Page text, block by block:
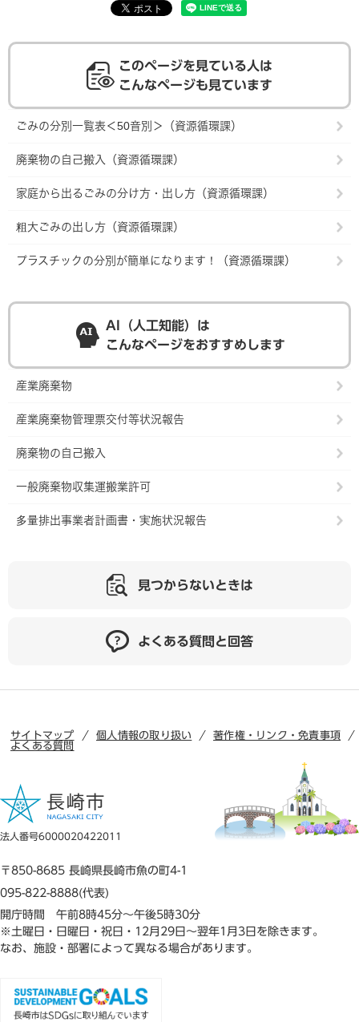
このページを見ている人は
こんなページも見ています
ごみの分別一覧表＜50音別＞（資源循環課）
廃棄物の自己搬入（資源循環課）
家庭から出るごみの分け方・出し方（資源循環課）
粗大ごみの出し方（資源循環課）
プラスチックの分別が簡単になります！（資源循環課）
AI（人工知能）は
こんなページをおすすめします
産業廃棄物
産業廃棄物管理票交付等状況報告
廃棄物の自己搬入
一般廃棄物収集運搬業許可
多量排出事業者計画書・実施状況報告
見つからないときは
よくある質問と回答
サイトマップ 個人情報の取り扱い
著作権・リンク・免責事項
よくある質問
法人番号6000020422011
〒850-8685 長崎県長崎市魚の町4-1
095-822-8888(代表)
開庁時間 午前8時45分～午後5時30分
※土曜日・日曜日・祝日・12月29日～翌年1月3日を除きます。
なお、施設・部署によって異なる場合があります。